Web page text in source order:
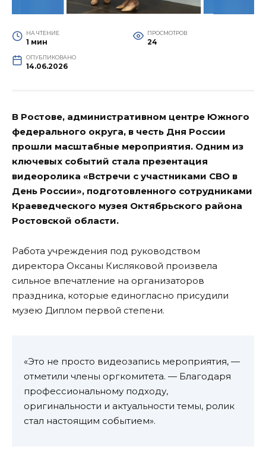
НА ЧТЕНИЕ
1 мин
ПРОСМОТРОВ
24
ОПУБЛИКОВАНО
14.06.2026
В Ростове, административном центре Южного
федерального округа, в честь Дня России
прошли масштабные мероприятия. Одним из
ключевых событий стала презентация
видеоролика «Встречи с участниками СВО в
День России», подготовленного сотрудниками
Краеведческого музея Октябрьского района
Ростовской области.
Работа учреждения под руководством
директора Оксаны Кисляковой произвела
сильное впечатление на организаторов
праздника, которые единогласно присудили
музею Диплом первой степени.
«Это не просто видеозапись мероприятия, —
отметили члены оргкомитета. — Благодаря
профессиональному подходу,
оригинальности и актуальности темы, ролик
стал настоящим событием».